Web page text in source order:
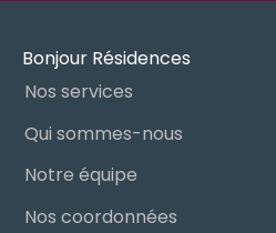
Bonjour Résidences
Nos services
Qui sommes-nous
Notre équipe
Nos coordonnées